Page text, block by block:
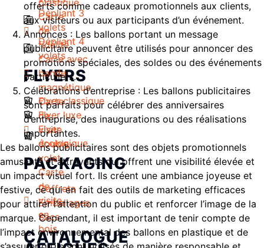
Dépliant 3
volets
Dépliant 4
volets
FLYERS
Flyer classique
Flyer luxe
Flyer
écologique
PACKAGING
Coffrets
Emballages
Sacs
CATALOGUE
Carte
de
fidélité
Carte avec
bande
magnétique
Carte
de
visite
double
volet
Carte
de
visite
en
bois
offerts comme cadeaux promotionnels aux clients,
aux visiteurs ou aux participants d’un événement.
Annonces : Les ballons portant un message
publicitaire peuvent être utilisés pour annoncer des
promotions spéciales, des soldes ou des événements
particuliers.
Célébrations d’entreprise : Les ballons publicitaires
sont parfaits pour célébrer des anniversaires
d’entreprise, des inaugurations ou des réalisations
importantes.
Les ballons publicitaires sont des objets promotionnels
amusants et attrayants qui offrent une visibilité élevée et
un impact visuel fort. Ils créent une ambiance joyeuse et
festive, ce qui en fait des outils de marketing efficaces
pour attirer l’attention du public et renforcer l’image de la
marque. Cependant, il est important de tenir compte de
l’impact environnemental des ballons en plastique et de